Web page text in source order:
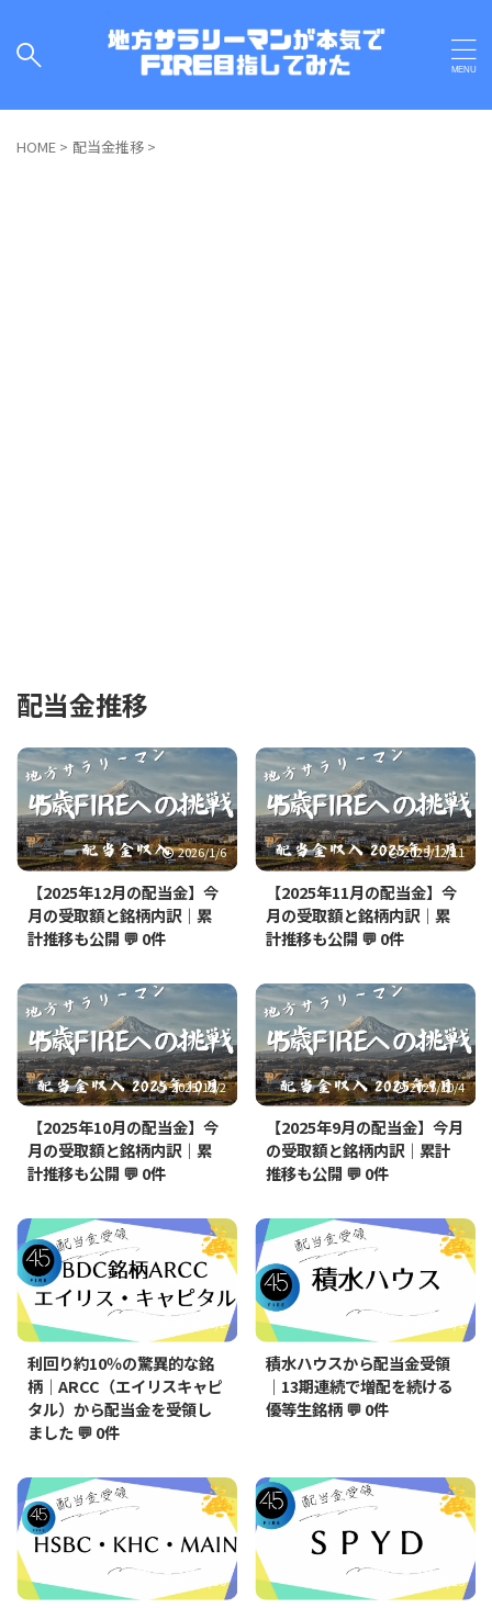
HOME > 配当金推移 >
配当金推移
2026/1/6
【2025年12月の配当金】今
月の受取額と銘柄内訳｜累
計推移も公開 💬 0件
2025/12/11
【2025年11月の配当金】今
月の受取額と銘柄内訳｜累
計推移も公開 💬 0件
2025/12/2
【2025年10月の配当金】今
月の受取額と銘柄内訳｜累
計推移も公開 💬 0件
2025/10/4
【2025年9月の配当金】今月
の受取額と銘柄内訳｜累計
推移も公開 💬 0件
2025/10/2
利回り約10％の驚異的な銘
柄｜ARCC（エイリスキャピ
タル）から配当金を受領し
ました 💬 0件
2025/10/1
積水ハウスから配当金受領
｜13期連続で増配を続ける
優等生銘柄💬 0件
2025/9/30 2025/9/25